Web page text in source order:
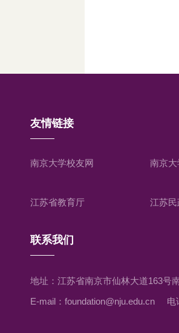
友情链接
南京大学校友网 南京大
江苏省教育厅 江苏
联系我们
地址：江苏省南京市仙林大道163号
E-mail：foundation@nju.edu.cn
电